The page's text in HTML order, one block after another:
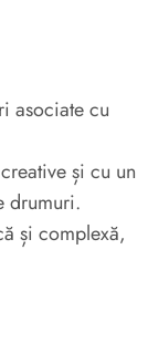
asociate cu
și cu un
drumuri.
și complexă,